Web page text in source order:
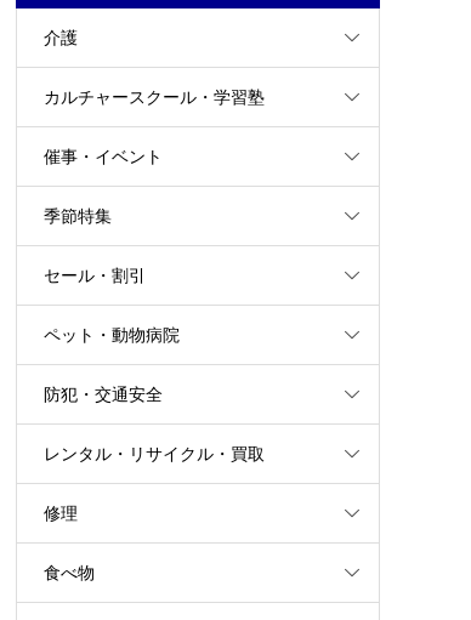
介護
カルチャースクール・学習塾
催事・イベント
季節特集
セール・割引
ペット・動物病院
防犯・交通安全
レンタル・リサイクル・買取
修理
食べ物